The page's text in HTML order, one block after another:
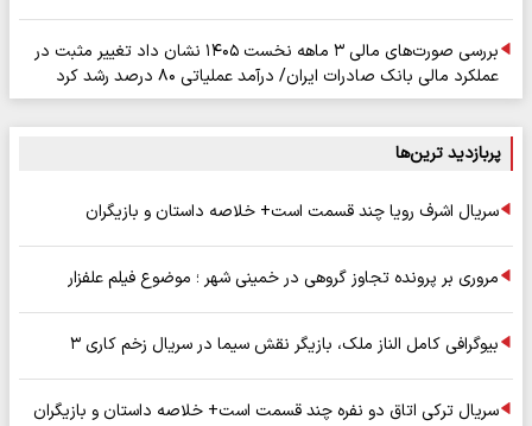
بررسی صورت‌های مالی ۳ ماهه نخست ۱۴۰۵ نشان داد تغییر مثبت در
عملکرد مالی بانک صادرات ایران/ درآمد عملیاتی ۸۰ درصد رشد کرد
پربازدید ترین‌ها
سریال اشرف رویا چند قسمت است+ خلاصه داستان و بازیگران
مروری بر پرونده تجاوز گروهی در خمینی شهر ؛ موضوع فیلم علفزار
بیوگرافی کامل الناز ملک، بازیگر نقش سیما در سریال زخم کاری ۳
سریال ترکی اتاق دو نفره چند قسمت است+ خلاصه داستان و بازیگران